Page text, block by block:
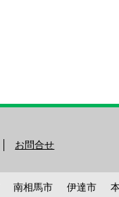
お問合せ
南相馬市 伊達市